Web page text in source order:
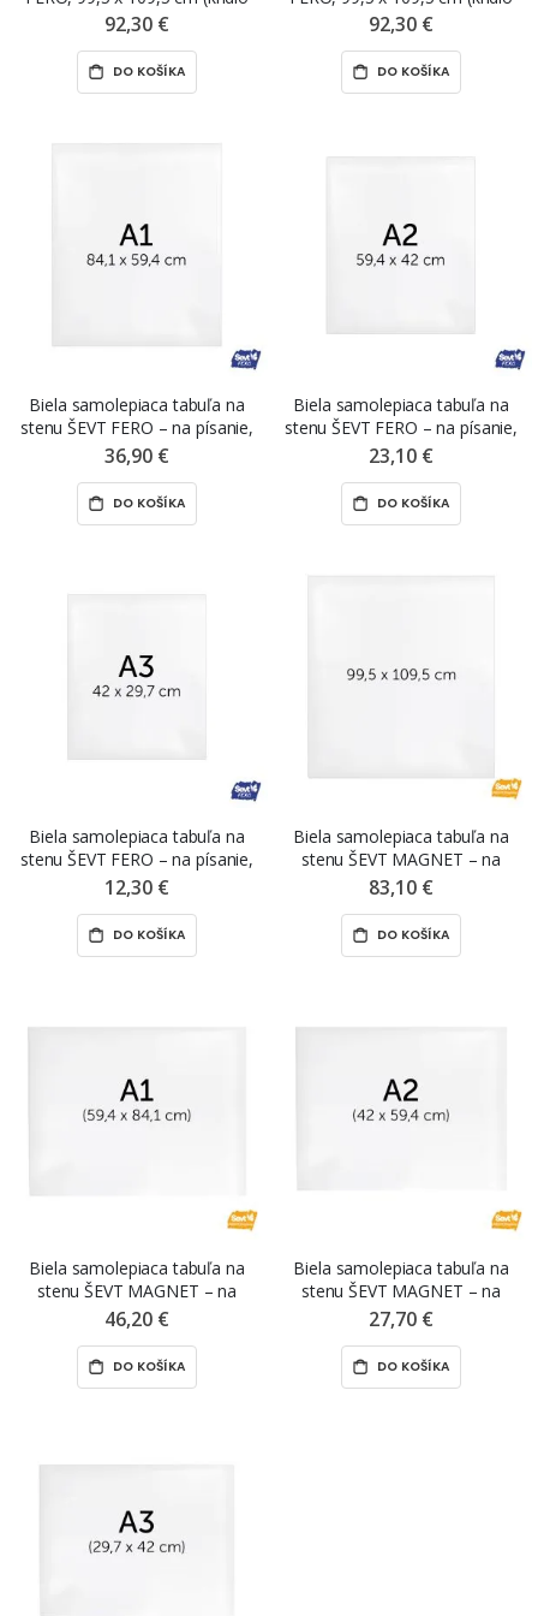
tabule), s mriežkou
92,30 €
DO KOŠÍKA
tabule), s linajkami
92,30 €
DO KOŠÍKA
Biela samolepiaca tabuľa na
stenu ŠEVT FERO – na písanie,
A1, 84,1 x 59,4 cm
36,90 €
DO KOŠÍKA
Biela samolepiaca tabuľa na
stenu ŠEVT FERO – na písanie,
A2, 59,4 x 42 cm
23,10 €
DO KOŠÍKA
Biela samolepiaca tabuľa na
stenu ŠEVT FERO – na písanie,
A3, 42 x 29,7 cm
12,30 €
DO KOŠÍKA
Biela samolepiaca tabuľa na
stenu ŠEVT MAGNET – na
projekciu, 99,5 x 109,5 cm
83,10 €
DO KOŠÍKA
Biela samolepiaca tabuľa na
stenu ŠEVT MAGNET – na
projekciu, A1, 84,1 x 59,4 cm
46,20 €
DO KOŠÍKA
Biela samolepiaca tabuľa na
stenu ŠEVT MAGNET – na
projekciu, A2, 59,4 x 42 cm
27,70 €
DO KOŠÍKA